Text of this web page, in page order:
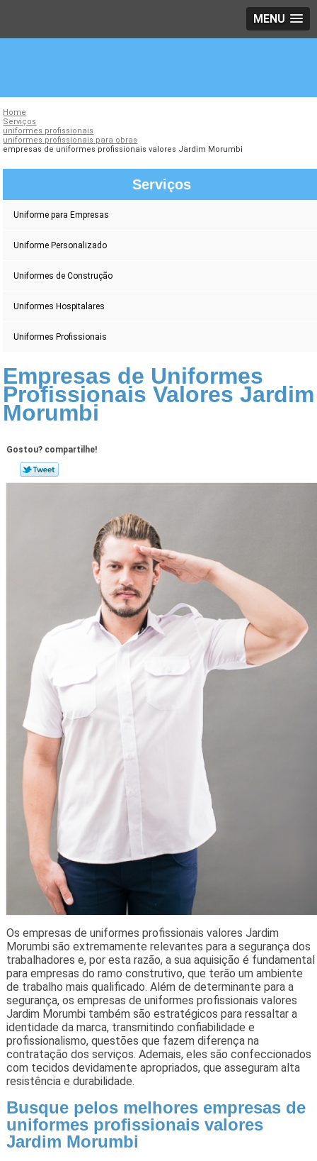
MENU
Home
Serviços
uniformes profissionais
uniformes profissionais para obras
empresas de uniformes profissionais valores Jardim Morumbi
Serviços
Uniforme para Empresas
Uniforme Personalizado
Uniformes de Construção
Uniformes Hospitalares
Uniformes Profissionais
Empresas de Uniformes
Profissionais Valores Jardim
Morumbi
Gostou? compartilhe!
Os empresas de uniformes profissionais valores Jardim
Morumbi são extremamente relevantes para a segurança dos
trabalhadores e, por esta razão, a sua aquisição é fundamental
para empresas do ramo construtivo, que terão um ambiente
de trabalho mais qualificado. Além de determinante para a
segurança, os empresas de uniformes profissionais valores
Jardim Morumbi também são estratégicos para ressaltar a
identidade da marca, transmitindo confiabilidade e
profissionalismo, questões que fazem diferença na
contratação dos serviços. Ademais, eles são confeccionados
com tecidos devidamente apropriados, que asseguram alta
resistência e durabilidade.
Busque pelos melhores empresas de
uniformes profissionais valores
Jardim Morumbi